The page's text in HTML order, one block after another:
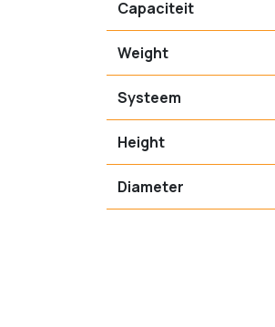
Capaciteit
Weight
Systeem
Height
Diameter